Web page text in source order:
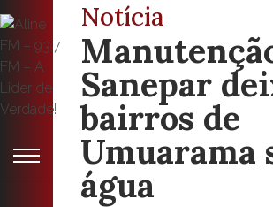
Notícia
Sanepar
bairros de
Umuarama
água